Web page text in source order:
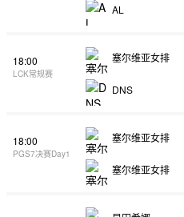
AL
18:00
LCK常规赛
塞尔维亚女排
DNS
18:00
PGS7决赛Day1
塞尔维亚女排
塞尔维亚女排